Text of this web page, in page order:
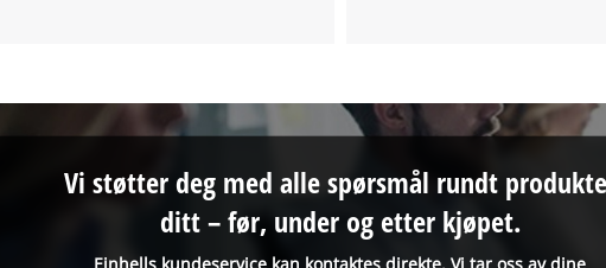
Vi støtter deg med alle spørsmål rundt
ditt – før, under og etter kjøpet.